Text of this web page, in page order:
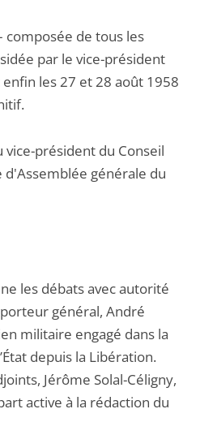
composée de tous les
par le vice-président
les 27 et 28 août 1958
président du Conseil
d'Assemblée générale du
les débats avec autorité
général, André
militaire engagé dans la
depuis la Libération.
Jérôme Solal-Céligny,
active à la rédaction du